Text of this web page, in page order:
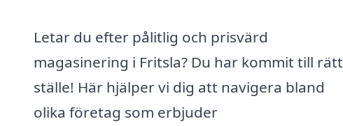
Letar du efter pålitlig och prisvärd
magasinering i Fritsla? Du har kommit till rätt
ställe! Här hjälper vi dig att navigera bland
olika företag som erbjuder